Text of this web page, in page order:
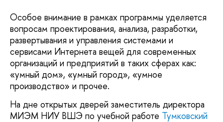
Особое внимание в рамках программы уделяется
вопросам проектирования, анализа, разработки,
развертывания и управления системами и
сервисами Интернета вещей для современных
организаций и предприятий в таких сферах как:
«умный дом», «умный город», «умное
производство» и прочее.
На дне открытых дверей заместитель директора
МИЭМ НИУ ВШЭ по учебной работе Тумковский